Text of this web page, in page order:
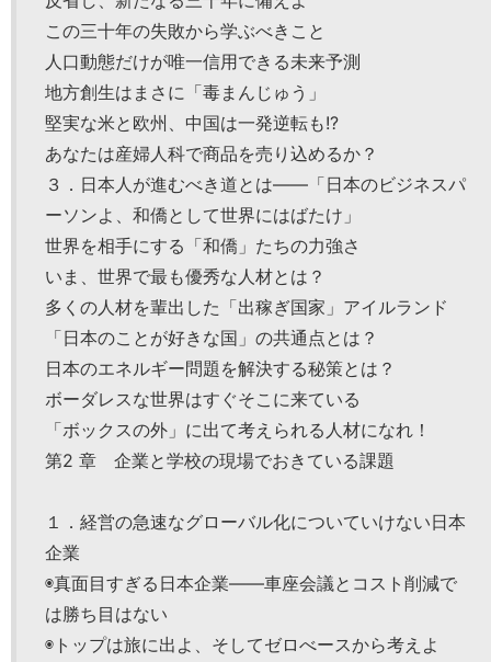
この三十年の失敗から学ぶべきこと
人口動態だけが唯一信用できる未来予測
地方創生はまさに「毒まんじゅう」
堅実な米と欧州、中国は一発逆転も!?
あなたは産婦人科で商品を売り込めるか？
３．日本人が進むべき道とは――「日本のビジネスパ
ーソンよ、和僑として世界にはばたけ」
世界を相手にする「和僑」たちの力強さ
いま、世界で最も優秀な人材とは？
多くの人材を輩出した「出稼ぎ国家」アイルランド
「日本のことが好きな国」の共通点とは？
日本のエネルギー問題を解決する秘策とは？
ボーダレスな世界はすぐそこに来ている
「ボックスの外」に出て考えられる人材になれ！
第2 章 企業と学校の現場でおきている課題
１．経営の急速なグローバル化についていけない日本
企業
◉真面目すぎる日本企業――車座会議とコスト削減で
は勝ち目はない
◉トップは旅に出よ、そしてゼロべースから考えよ